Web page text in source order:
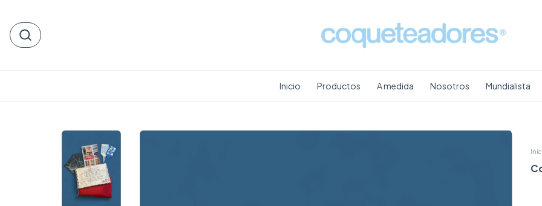
Inicio Productos A medida Nosotros Mundialista